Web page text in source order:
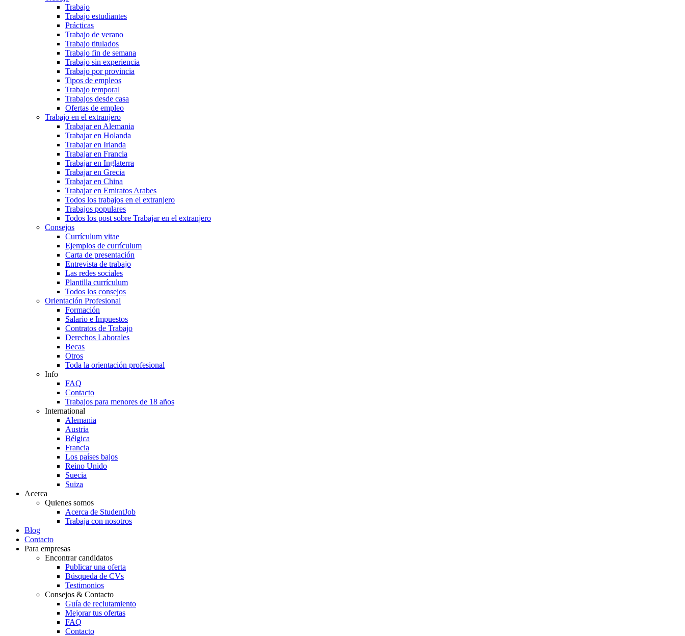
Trabajo
Trabajo estudiantes
Prácticas
Trabajo de verano
Trabajo titulados
Trabajo fin de semana
Trabajo sin experiencia
Trabajo por provincia
Tipos de empleos
Trabajo temporal
Trabajos desde casa
Ofertas de empleo
Trabajo en el extranjero
Trabajar en Alemania
Trabajar en Holanda
Trabajar en Irlanda
Trabajar en Francia
Trabajar en Inglaterra
Trabajar en Grecia
Trabajar en China
Trabajar en Emiratos Arabes
Todos los trabajos en el extranjero
Trabajos populares
Todos los post sobre Trabajar en el extranjero
Consejos
Currículum vitae
Ejemplos de currículum
Carta de presentación
Entrevista de trabajo
Las redes sociales
Plantilla currículum
Todos los consejos
Orientación Profesional
Formación
Salario e Impuestos
Contratos de Trabajo
Derechos Laborales
Becas
Otros
Toda la orientación profesional
Info
FAQ
Contacto
Trabajos para menores de 18 años
International
Alemania
Austria
Bélgica
Francia
Los países bajos
Reino Unido
Suecia
Suiza
Acerca
Quienes somos
Acerca de StudentJob
Trabaja con nosotros
Blog
Contacto
Para empresas
Encontrar candidatos
Publicar una oferta
Búsqueda de CVs
Testimonios
Consejos & Contacto
Guía de reclutamiento
Mejorar tus ofertas
FAQ
Contacto